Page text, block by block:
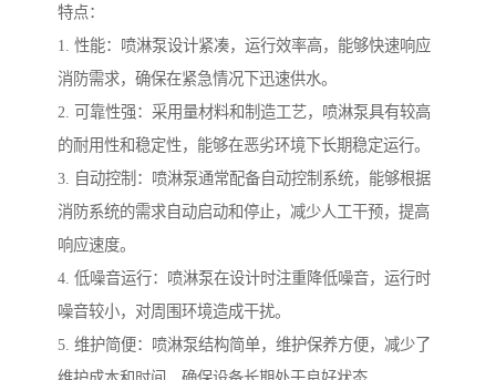
特点：
1. 性能：喷淋泵设计紧凑，运行效率高，能够快速响应
消防需求，确保在紧急情况下迅速供水。
2. 可靠性强：采用量材料和制造工艺，喷淋泵具有较高
的耐用性和稳定性，能够在恶劣环境下长期稳定运行。
3. 自动控制：喷淋泵通常配备自动控制系统，能够根据
消防系统的需求自动启动和停止，减少人工干预，提高
响应速度。
4. 低噪音运行：喷淋泵在设计时注重降低噪音，运行时
噪音较小，对周围环境造成干扰。
5. 维护简便：喷淋泵结构简单，维护保养方便，减少了